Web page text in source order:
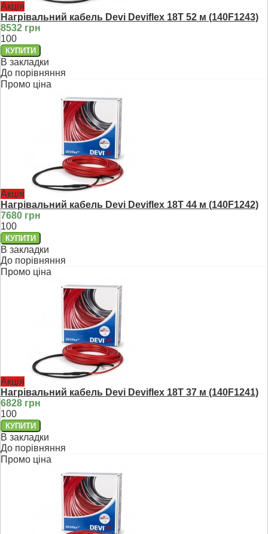
Акція
Нагрівальний кабель Devi Deviflex 18T 52 м (140F1243)
8532 грн
100
В закладки
До порівняння
Промо ціна
Акція
Нагрівальний кабель Devi Deviflex 18T 44 м (140F1242)
7680 грн
100
В закладки
До порівняння
Промо ціна
Акція
Нагрівальний кабель Devi Deviflex 18T 37 м (140F1241)
6828 грн
100
В закладки
До порівняння
Промо ціна